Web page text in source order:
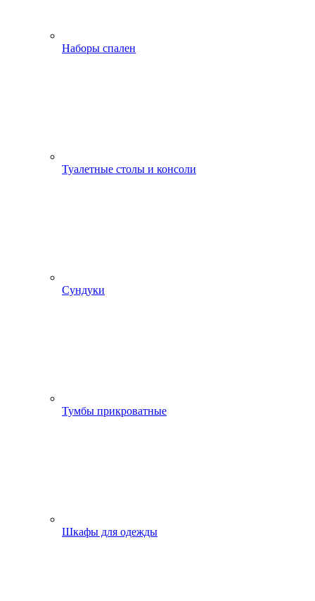
Наборы спален
Туалетные столы и консоли
Сундуки
Тумбы прикроватные
Шкафы для одежды